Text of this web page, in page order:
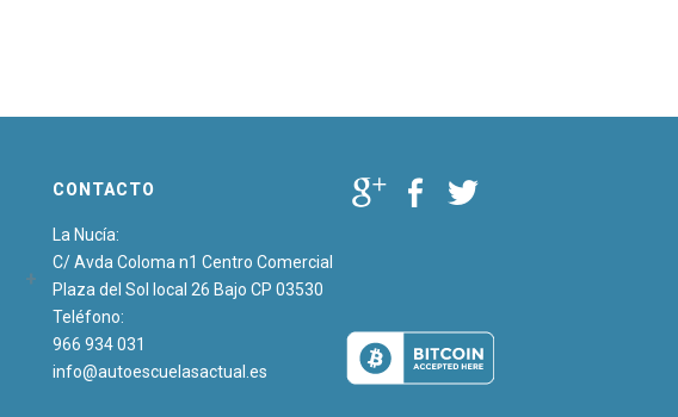
CONTACTO
La Nucía:
C/ Avda Coloma n1 Centro Comercial
Plaza del Sol local 26 Bajo CP 03530
Teléfono:
966 934 031
info@autoescuelasactual.es